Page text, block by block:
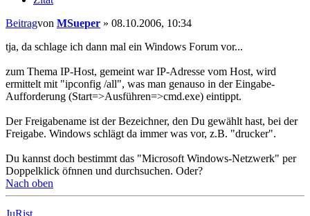
Beitragvon MSueper » 08.10.2006, 10:34
tja, da schlage ich dann mal ein Windows Forum vor...
zum Thema IP-Host, gemeint war IP-Adresse vom Host, wird
ermittelt mit "ipconfig /all", was man genauso in der Eingabe-
Aufforderung (Start=>Ausführen=>cmd.exe) eintippt.
Der Freigabename ist der Bezeichner, den Du gewählt hast, bei der
Freigabe. Windows schlägt da immer was vor, z.B. "drucker".
Du kannst doch bestimmt das "Microsoft Windows-Netzwerk" per
Doppelklick öfnnen und durchsuchen. Oder?
Nach oben
JuRist